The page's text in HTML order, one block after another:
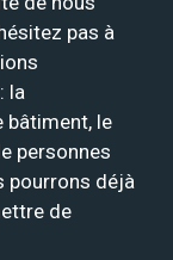
pas à
la
bâtiment, le
personnes
pourrons déjà
de